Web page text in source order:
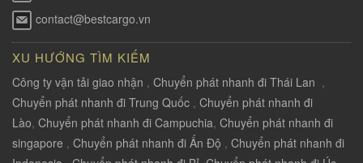
contact@bestcargo.vn
XU HƯỚNG TÌM KIẾM
Công ty vận tải giao nhận , Chuyển phát nhanh đi Thái Lan ,
Chuyển phát nhanh đi Trung Quốc , Chuyển phát nhanh đi
Lào, Chuyển phát nhanh đi Campuchia, Chuyển phát nhanh đi
singapore , Chuyển phát nhanh đi Ấn Độ , Chuyển phát nhanh đi